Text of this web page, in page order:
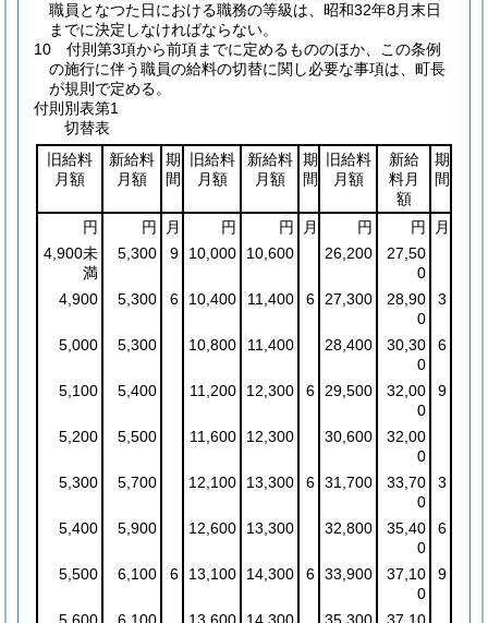
職員となつた日における職務の等級は、昭和32年8月末日
までに決定しなければならない。
10
付則第3項から前項までに定めるもののほか、この条例
の施行に伴う職員の給料の切替に関し必要な事項は、町長
が規則で定める。
付則別表第1
切替表
旧給料
月額
新給料
月額
期
間
旧給料
月額
新給料
月額
期
間
旧給料
月額
新給
料月
額
期
間
円 円 月 円 円 月 円 円
月
4,900未
満
5,300 9 10,000 10,600 26,200
27,50
0
4,900
5,300 6 10,400 11,400 6 27,300
28,90
0
3
5,000 5,300 10,800 11,400 28,400
30,30
0
6
5,100 5,400 11,200 12,300 6 29,500
32,00
0
9
5,200 5,500 11,600 12,300 30,600
32,00
0
5,300
5,700 12,100 13,300 6 31,700
33,70
0
3
5,400 5,900 12,600 13,300 32,800
35,40
0
6
5,500 6,100 6 13,100 14,300 6 33,900
37,10
0
9